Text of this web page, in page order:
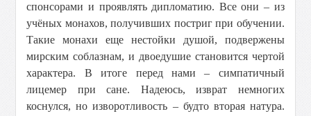
спонсорами и проявлять дипломатию. Все они – из
учёных монахов, получивших постриг при обучении.
Такие монахи еще нестойки душой, подвержены
мирским соблазнам, и двоедушие становится чертой
характера. В итоге перед нами – симпатичный
лицемер при сане. Надеюсь, изврат немногих
коснулся, но изворотливость – будто вторая натура.